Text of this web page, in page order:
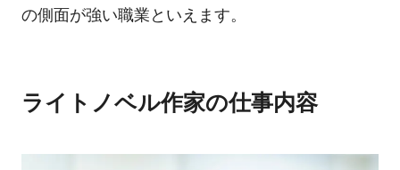
の側面が強い職業といえます。
ライトノベル作家の仕事内容